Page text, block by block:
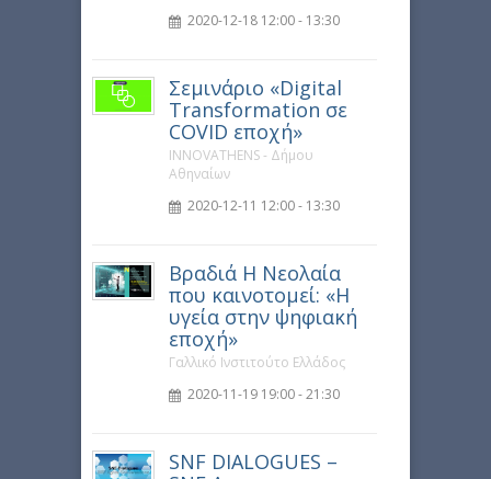
2020-12-18 12:00 - 13:30
Σεμινάριο «Digital
Transformation σε
COVID εποχή»
INNOVATHENS - Δήμου
Αθηναίων
2020-12-11 12:00 - 13:30
Βραδιά Η Νεολαία
που καινοτομεί: «Η
υγεία στην ψηφιακή
εποχή»
Γαλλικό Ινστιτούτο Ελλάδος
2020-11-19 19:00 - 21:30
SNF DIALOGUES –